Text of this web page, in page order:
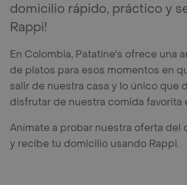
domicilio rápido, práctico y
Rappi!
En Colombia, Patatine's ofrece una
de platos para esos momentos en
salir de nuestra casa y lo único que
disfrutar de nuestra comida favorita
Anímate a probar nuestra oferta del
y recibe tu domicilio usando Rappi.